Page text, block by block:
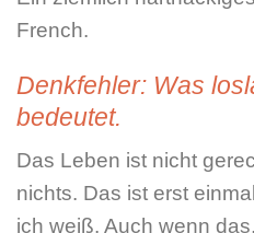
French.
Denkfehler: Was
bedeutet.
Das Leben ist nicht
nichts. Das ist erst
ich weiß. Auch wenn